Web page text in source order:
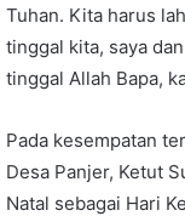
Tuhan. Kita harus
tinggal kita, saya
tinggal Allah Bapa,
Pada kesempatan
Desa Panjer, Ketut
Natal sebagai Hari